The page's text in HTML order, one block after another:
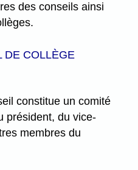
des conseils ainsi
DE COLLÈGE
constitue un comité
président, du vice-
membres du